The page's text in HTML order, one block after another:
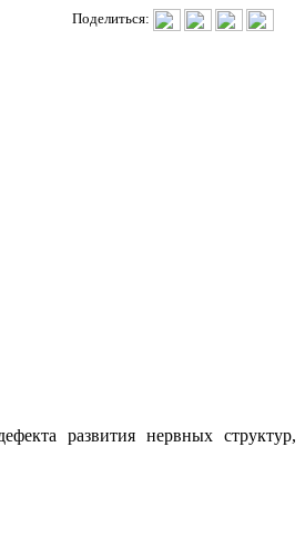
Поделиться:
развития нервных структур,